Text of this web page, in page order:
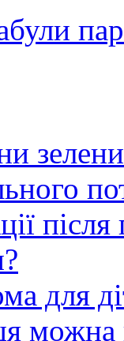
для
можна